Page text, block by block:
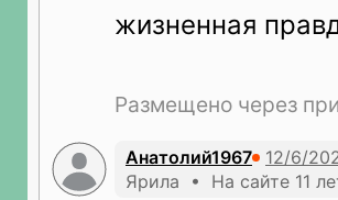
жизненная
Размещено через
Анатолий1967
Ярила • На сайте 11